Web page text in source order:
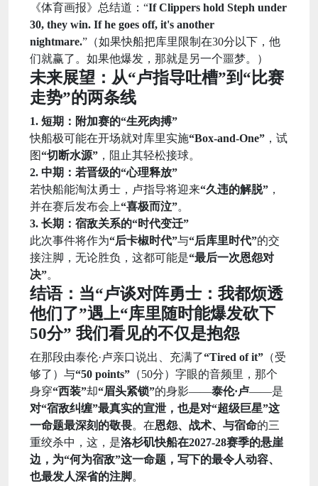
《体育画报》总结道：“If Clippers hold Steph under
30, they win. If he goes off, it's another
nightmare.”（如果快船把库里限制在30分以下，他
们就赢了。如果他爆发，那就是另一个噩梦。）
未来展望：从“卢指导吐槽”到“比赛
走势”的两条线
1. 短期：附加赛的“生死肉搏”
快船极可能在开场就对库里实施“Box-and-One” ，试
图“切断水源” ，阻止其轻松接球。
2. 中期：若晋级的“心理释放”
若快船能淘汰勇士，卢指导将迎来“久违的解脱” ，
并在赛后发布会上“喜极而泣”。
3. 长期：宿敌关系的“时代变迁”
此次事件将作为“后卡椒时代”与“后库里时代”的交
接注脚，无论胜负，这都可能是“最后一次恩怨对
决”。
结语：当“卢谈对阵勇士：我都烦透
他们了”遇上“库里随时能爆发砍下
50分” 我们看见的不仅是抱怨
在那段由泰伦·卢亲口说出、充满了“Tired of it” （受
够了）与“50 points” （50分）字眼的音频里，那个
身穿“西装”却“眉头紧锁”的身影——泰伦·卢——是
对“宿敌纠缠”最真实的宣泄，也是对“超级巨星”这
一命题最深刻的敬畏。在恩怨、战术、与宿命的三
重绞杀中，这，是洛杉矶快船在2027-28赛季的悬崖
边，为“何为宿敌”这一命题，写下的最令人动容、
也最发人深省的注脚。